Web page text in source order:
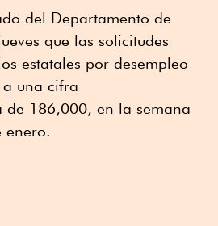
del Departamento de
que las solicitudes
estatales por desempleo
una cifra
de 186,000, en la semana
enero.